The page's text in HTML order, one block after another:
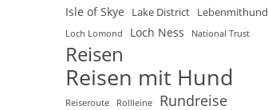
Isle of Skye Lake District Lebenmithund
Loch Lomond Loch Ness National Trust
Reisen
Reisen mit Hund
Reiseroute Rollleine Rundreise